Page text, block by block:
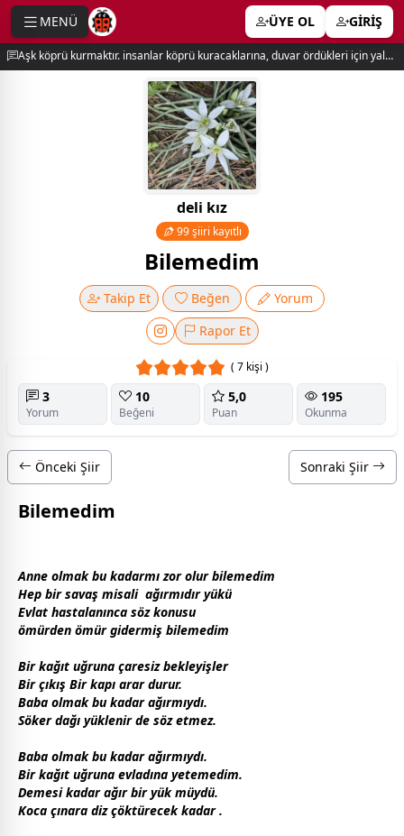
MENÜ ÜYE OL GİRİŞ
Aşk köprü kurmaktır. insanlar köprü kuracaklarına, duvar ördükleri için yalnız kalırlar. newton
deli kız
99 şiiri kayıtlı
Bilemedim
Takip Et Beğen
Yorum
Rapor Et
( 7 kişi )
3
Yorum
10
Beğeni
5,0
Puan
195
Okunma
Önceki Şiir Sonraki Şiir
Bilemedim
Anne olmak bu kadarmı zor olur bilemedim
Hep birsavaş misali ağırmıdır yükü
Evlat hastalanınca söz konusu
ömürden ömür gidermiş bilemedim
Bir kağıt uğruna çaresiz bekleyişler
Bir çıkış Bir kapı arar durur.
Baba olmak bu kadar ağırmıydı.
Söker dağı yüklenir de söz etmez.
Baba olmak bu kadar ağırmıydı.
Bir kağıt uğruna evladına yetemedim.
Demesi kadar ağır bir yük müydü.
Koca çınara diz çöktürecek kadar .
menu